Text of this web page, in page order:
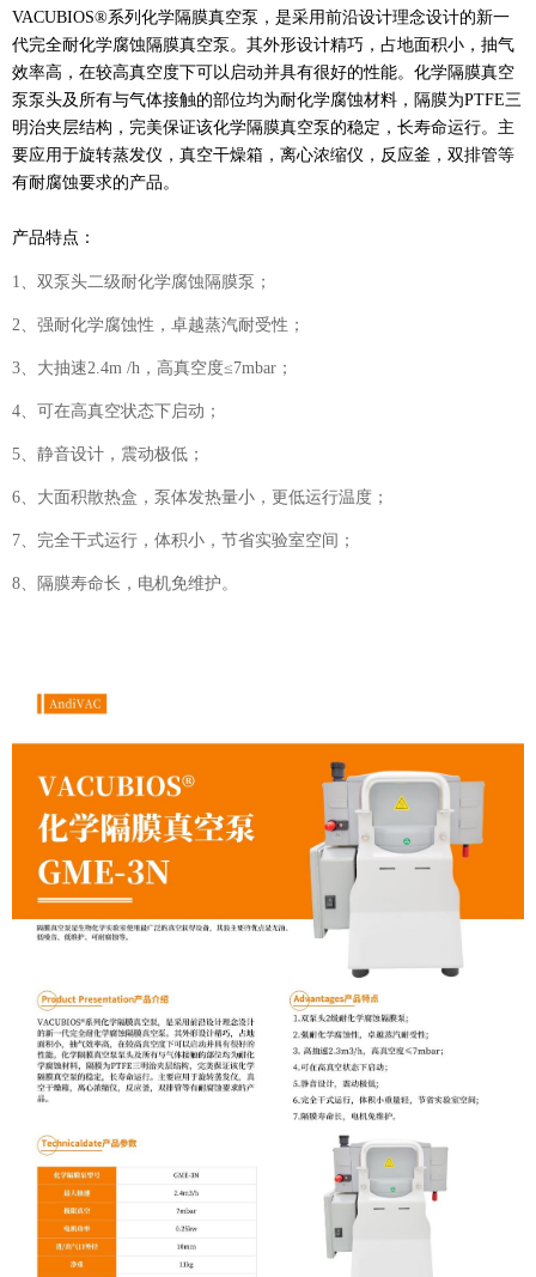
VACUBIOS®系列化学隔膜真空泵，是采用前沿设计理念设计的新一
代完全耐化学腐蚀隔膜真空泵。其外形设计精巧，占地面积小，抽气
效率高，在较高真空度下可以启动并具有很好的性能。化学隔膜真空
泵泵头及所有与气体接触的部位均为耐化学腐蚀材料，隔膜为PTFE三
明治夹层结构，完美保证该化学隔膜真空泵的稳定，长寿命运行。主
要应用于旋转蒸发仪，真空干燥箱，离心浓缩仪，反应釜，双排管等
有耐腐蚀要求的产品。
产品特点：
1、双泵头二级耐化学腐蚀隔膜泵；
2、强耐化学腐蚀性，卓越蒸汽耐受性；
3、大抽速2.4m /h，高真空度≤7mbar；
4、可在高真空状态下启动；
5、静音设计，震动极低；
6、大面积散热盒，泵体发热量小，更低运行温度；
7、完全干式运行，体积小，节省实验室空间；
8、隔膜寿命长，电机免维护。